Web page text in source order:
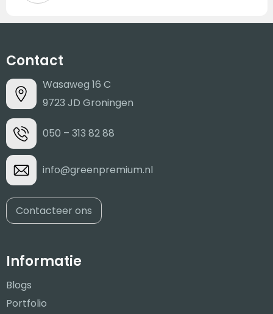
Contact
Wasaweg 16 C
9723 JD Groningen
050 – 313 82 88
info@greenpremium.nl
Contacteer ons
Informatie
Blogs
Portfolio